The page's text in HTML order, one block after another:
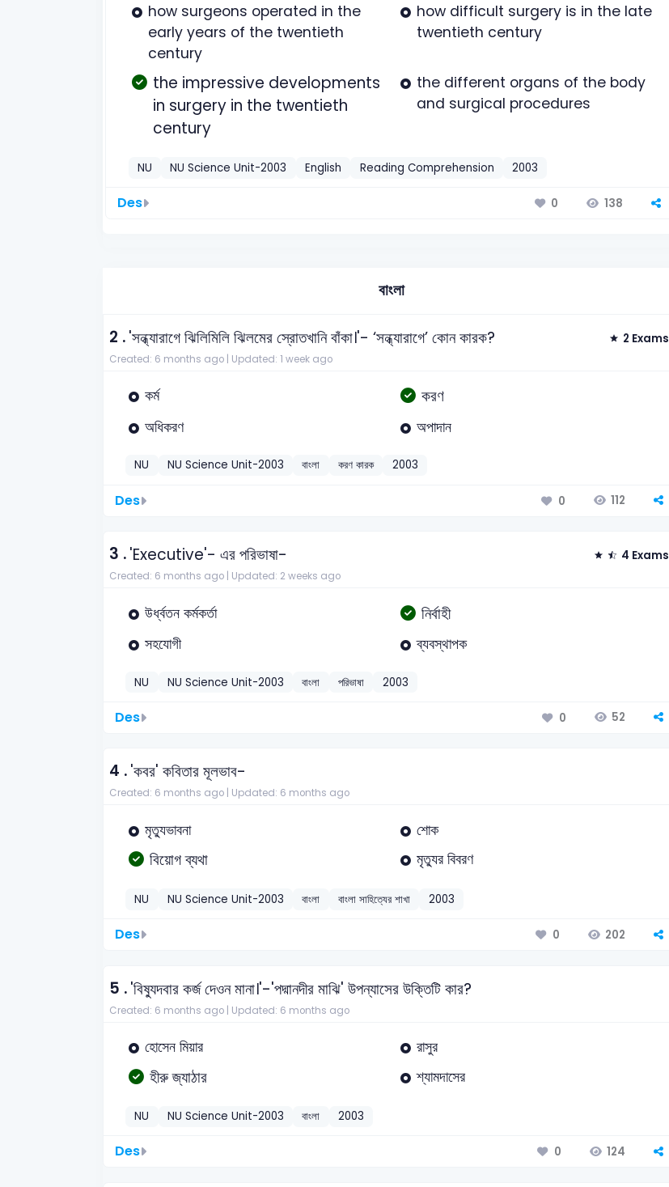
how surgeons operated in the
early years of the twentieth
century
how difficult surgery is in the late
twentieth century
the impressive developments
in surgery in the twentieth
century
the different organs of the body
and surgical procedures
NU NU Science Unit-2003 English Reading Comprehension 2003
Des 0 138
বাংলা
2 .'সন্ধ্যারাগে ঝিলিমিলি ঝিলমের স্রোতখানি বাঁকা।'- ‘সন্ধ্যারাগে’ কোন কারক? 2 Exams
Created: 6 months ago | Updated: 1 week ago
কর্ম করণ
অধিকরণ অপাদান
NU NU Science Unit-2003 বাংলা করণ কারক 2003
Des 0 112
3 .'Executive'- এর পরিভাষা- 4 Exams
Created: 6 months ago | Updated: 2 weeks ago
উর্ধ্বতন কর্মকর্তা নির্বাহী
সহযোগী ব্যবস্থাপক
NU NU Science Unit-2003 বাংলা পরিভাষা 2003
Des 0 52
4 .'কবর' কবিতার মূলভাব-
Created: 6 months ago | Updated: 6 months ago
মৃত্যুভাবনা শোক
বিয়োগ ব্যথা মৃত্যুর বিবরণ
NU NU Science Unit-2003 বাংলা বাংলা সাহিত্যের শাখা 2003
Des 0 202
5 .'বিষ্যুদবার কর্জ দেওন মানা।'-'পদ্মানদীর মাঝি' উপন্যাসের উক্তিটি কার?
Created: 6 months ago | Updated: 6 months ago
হোসেন মিয়ার রাসুর
হীরু জ্যাঠার শ্যামদাসের
NU NU Science Unit-2003 বাংলা 2003
Des 0 124